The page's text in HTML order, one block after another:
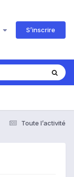
S’inscrire
Toute l’activité